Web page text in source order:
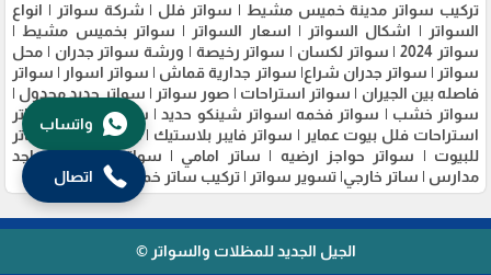
واتساب
اتصال
تركيب سواتر مدينة خميس مشيط | سواتر فلل | شركة سواتر | انواع
السواتر | اشكال السواتر | اسعار السواتر | سواتر بخميس مشيط |
سواتر 2024 | سواتر لكسان | سواتر رخيصة | ورشة سواتر جدران | محل
سواتر | سواتر جدران شراع| سواتر جدارية قماش | سواتر اسوار | سواتر
فاصله بين الجيران | سواتر استراحات | صور سواتر | سواتر حديد مجدول |
سواتر خشب | سواتر فخمه |سواتر شينكو حديد | سواتر ديكور | سواتر
استراحات فلل بيوت عماير | سواتر فايبر بلاستيك | سواتر اراضي | ساتر
للبيوت | سواتر حواجز ارضيه | ساتر امامي | سواتر مسابح مساجد
مدارس | ساتر خارجي| تسوير سواتر | تركيب ساتر خميس مشيط .
الجيل الجديد للمظلات والسواتر ©